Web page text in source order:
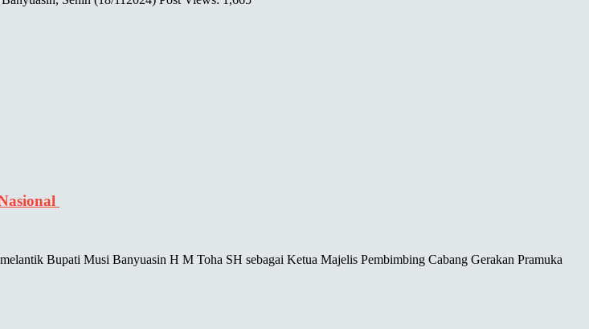
Bupati Musi Banyuasin H M Toha SH sebagai Ketua Majelis Pembimbing Cabang Gerakan Pramuka